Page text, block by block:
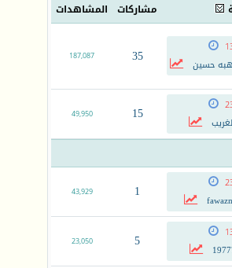
مشاركات المشاهدات
هبه حسين 35
187,087
15
49,950
1
43,929
5
23,050